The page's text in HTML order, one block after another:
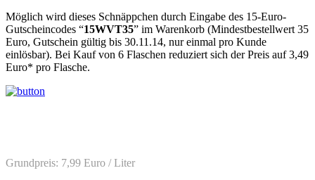
Möglich wird dieses Schnäppchen durch Eingabe des 15-Euro-
Gutscheincodes “15WVT35” im Warenkorb (Mindestbestellwert 35
Euro, Gutschein gültig bis 30.11.14, nur einmal pro Kunde
einlösbar). Bei Kauf von 6 Flaschen reduziert sich der Preis auf 3,49
Euro* pro Flasche.
Grundpreis: 7,99 Euro / Liter